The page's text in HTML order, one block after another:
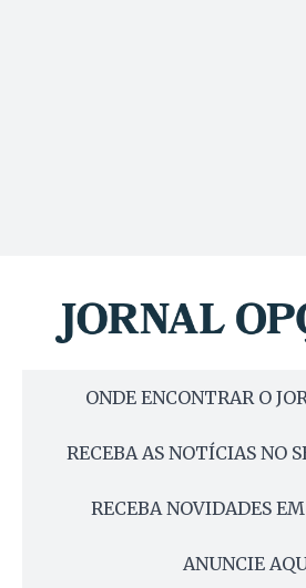
ONDE ENCONTRAR O
RECEBA AS NOTÍCIAS NO
RECEBA NOVIDADES
ANUNCIE